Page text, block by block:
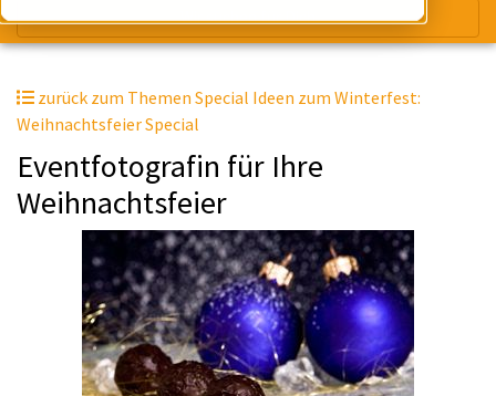
zurück zum Themen Special Ideen zum Winterfest:
Weihnachtsfeier Special
Eventfotografin für Ihre
Weihnachtsfeier
Wir suchen für Dich